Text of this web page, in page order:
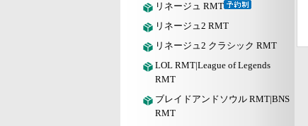
リネージュ RMT
リネージュ2 RMT
リネージュ2 クラシック RMT
LOL RMT|League of Legends
RMT
ブレイドアンドソウル RMT|BNS
RMT